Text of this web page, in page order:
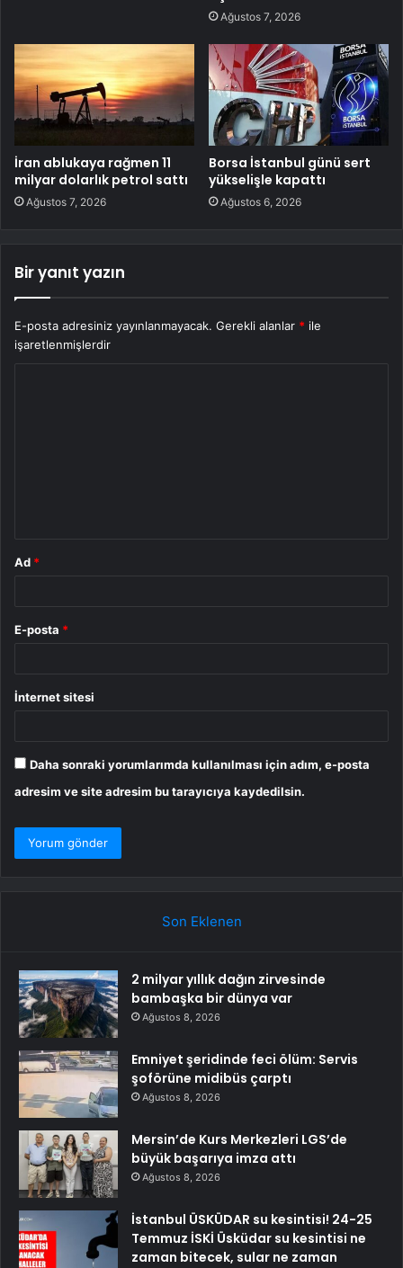
Ağustos 7, 2026
İran ablukaya rağmen 11
milyar dolarlık petrol sattı
Ağustos 7, 2026
Borsa İstanbul günü sert
yükselişle kapattı
Ağustos 6, 2026
Bir yanıt yazın
E-posta adresiniz yayınlanmayacak. Gerekli alanlar * ile
işaretlenmişlerdir
Ad *
E-posta *
İnternet sitesi
Daha sonraki yorumlarımda kullanılması için adım, e-posta
adresim ve site adresim bu tarayıcıya kaydedilsin.
Son Eklenen
2 milyar yıllık dağın zirvesinde
bambaşka bir dünya var
Ağustos 8, 2026
Emniyet şeridinde feci ölüm: Servis
şoförüne midibüs çarptı
Ağustos 8, 2026
Mersin’de Kurs Merkezleri LGS’de
büyük başarıya imza attı
Ağustos 8, 2026
İstanbul ÜSKÜDAR su kesintisi! 24-25
Temmuz İSKİ Üsküdar su kesintisi ne
zaman bitecek, sular ne zaman